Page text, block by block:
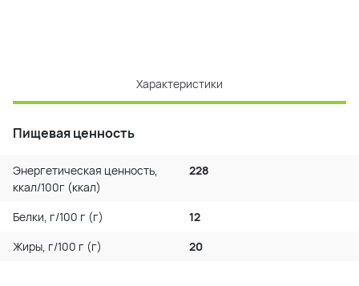
Характеристики
Пищевая ценность
Энергетическая ценность,
ккал/100г (ккал)
228
Белки, г/100 г (г)
12
Жиры, г/100 г (г)
20